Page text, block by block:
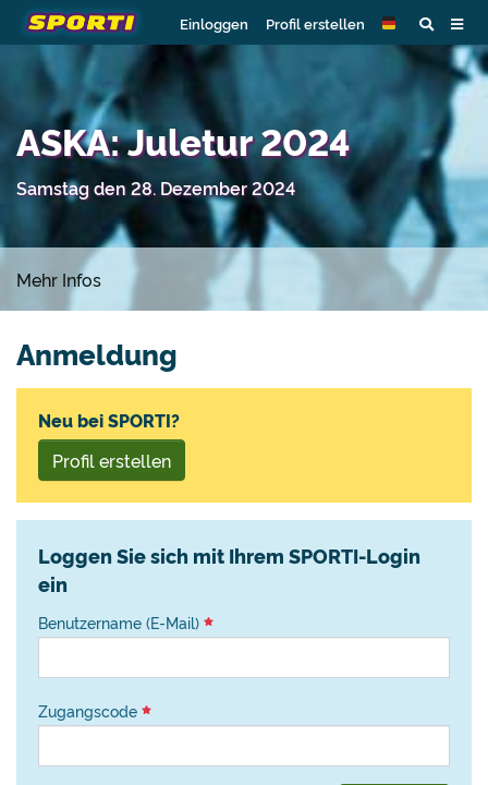
Einloggen Profil erstellen
ASKA: Juletur 2024
Samstag den 28. Dezember 2024
Mehr Infos
Anmeldung
Neu bei SPORTI?
Profil erstellen
Loggen Sie sich mit Ihrem SPORTI-Login
ein
Benutzername (E-Mail)
Zugangscode